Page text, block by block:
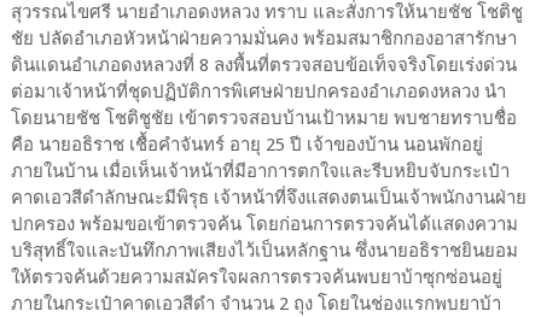
สุวรรณไขศรี นายอำเภอดงหลวง ทราบ และสั่งการให้นายชัช โชติชู
ชัย ปลัดอำเภอหัวหน้าฝ่ายความมั่นคง พร้อมสมาชิกกองอาสารักษา
ดินแดนอำเภอดงหลวงที่ 8 ลงพื้นที่ตรวจสอบข้อเท็จจริงโดยเร่งด่วน
ต่อมาเจ้าหน้าที่ชุดปฏิบัติการพิเศษฝ่ายปกครองอำเภอดงหลวง นำ
โดยนายชัช โชติชูชัย เข้าตรวจสอบบ้านเป้าหมาย พบชายทราบชื่อ
คือ นายอธิราช เชื้อคำจันทร์ อายุ 25 ปี เจ้าของบ้าน นอนพักอยู่
ภายในบ้าน เมื่อเห็นเจ้าหน้าที่มีอาการตกใจและรีบหยิบจับกระเป๋า
คาดเอวสีดำลักษณะมีพิรุธ เจ้าหน้าที่จึงแสดงตนเป็นเจ้าพนักงานฝ่าย
ปกครอง พร้อมขอเข้าตรวจค้น โดยก่อนการตรวจค้นได้แสดงความ
บริสุทธิ์ใจและบันทึกภาพเสียงไว้เป็นหลักฐาน ซึ่งนายอธิราชยินยอม
ให้ตรวจค้นด้วยความสมัครใจผลการตรวจค้นพบยาบ้าซุกซ่อนอยู่
ภายในกระเป๋าคาดเอวสีดำ จำนวน 2 ถุง โดยในช่องแรกพบยาบ้า